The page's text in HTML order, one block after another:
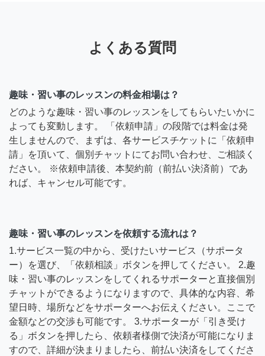
よくある質問
趣味・習い事のレッスンの料金相場は？
どのような趣味・習い事のレッスンをしてもらいたいかに
よっても変動します。 「依頼申請」の段階では料金は発
生しませんので、まずは、各サービスチケットに「依頼申
請」を頂いて、個別チャットにてお問い合わせ、ご相談く
ださい。 ※依頼申請後、本契約前（前払い決済前）であ
れば、キャンセル可能です。
趣味・習い事のレッスンを依頼する流れは？
1.サービス一覧の中から、受けたいサービス（サポータ
ー）を選び、「依頼相談」ボタンを押してください。 2.趣
味・習い事のレッスンをしてくれるサポーターと直接個別
チャットができるようになりますので、具体的な内容、希
望日時、場所などをサポーターへお伝えください。ここで
金額などの交渉も可能です。 3.サポーターが「引き受け
る」ボタンを押したら、依頼者様側で決済が可能になりま
すので、詳細が決まりましたら、前払い決済をしてくださ